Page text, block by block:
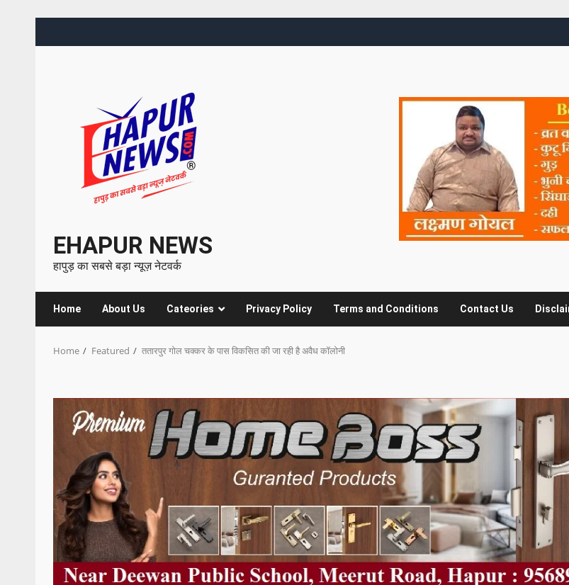
EHAPUR NEWS
हापुड़ का सबसे बड़ा न्यूज़ नेटवर्क
Home About Us Cateories Privacy Policy Terms and Conditions Contact Us
Home Featured ततारपुर गोल चक्कर के पास विकसित की जा रही है अवैध कॉलोनी